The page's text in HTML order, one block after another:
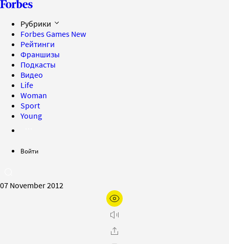
Рубрики
Forbes Games New
Рейтинги
Франшизы
Подкасты
Видео
Life
Woman
Sport
Young
Войти
07 November 2012